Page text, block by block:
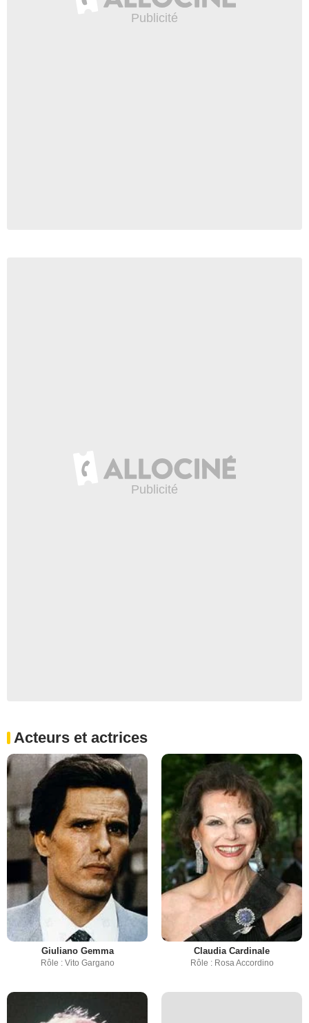
Acteurs et actrices
Giuliano Gemma
Rôle : Vito Gargano
Claudia Cardinale
Rôle : Rosa Accordino